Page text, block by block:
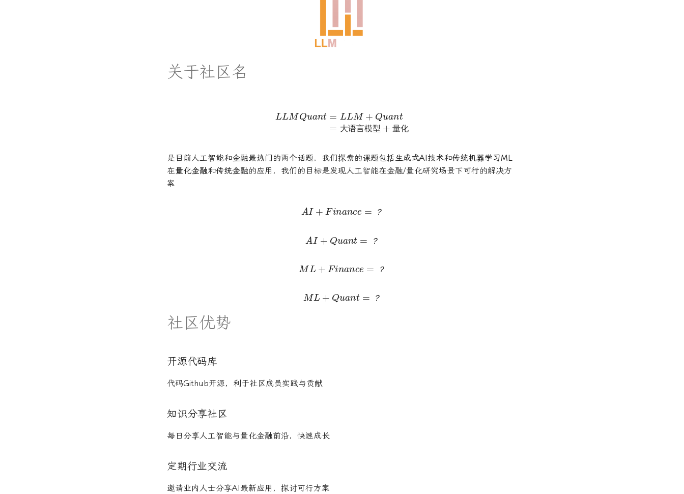
关于社区名
大 语 言 模 型 量 化
n t=LLM+Qu a n t= 大语言模
是目前人工智能和金融最热门的两个话题，我们探索的课题包括生成式AI技术和传统机器学习ML
在量化金融和传统金融的应用，我们的目标是发现人工智能在金融/量化研究场景下可行的解决方
案
？
AI + Finance =？
？
A I + Quant =？
？
ML + Finance =？
？
ML + Quant =？
社区优势
开源代码库
代码Github开源，利于社区成员实践与贡献
知识分享社区
每日分享人工智能与量化金融前沿，快速成长
定期行业交流
邀请业内人士分享AI最新应用，探讨可行方案